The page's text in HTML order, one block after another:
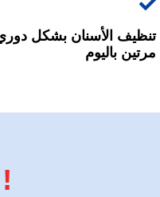
تنظيف الأسنان بشكل
مرتين باليوم